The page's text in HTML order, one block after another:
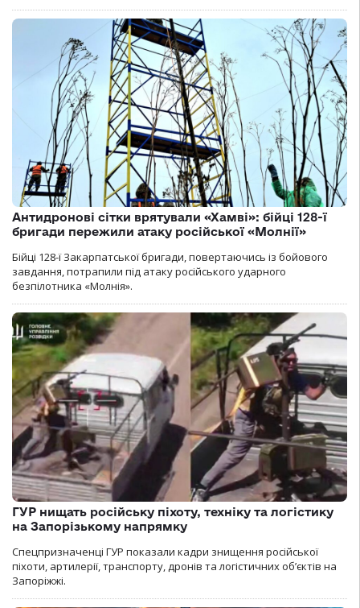
Антидронові сітки врятували «Хамві»: бійці 128-ї
бригади пережили атаку російської «Молнії»
Бійці 128-ї Закарпатської бригади, повертаючись із бойового
завдання, потрапили під атаку російського ударного
безпілотника «Молнія».
ГУР нищать російську піхоту, техніку та логістику
на Запорізькому напрямку
Спецпризначенці ГУР показали кадри знищення російської
піхоти, артилерії, транспорту, дронів та логістичних об’єктів на
Запоріжжі.